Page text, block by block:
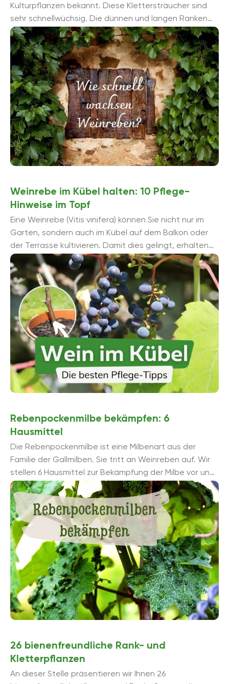
Kulturpflanzen bekannt. Diese Klettersträucher sind
sehr schnellwüchsig. Die dünnen und langen Ranken
müssen an Kletterhilfen fixiert werden. Weitere
Informationen ...
Weinrebe im Kübel halten: 10 Pflege-
Hinweise im Topf
Eine Weinrebe (Vitis vinifera) können Sie nicht nur im
Garten, sondern auch im Kübel auf dem Balkon oder
der Terrasse kultivieren. Damit dies gelingt, erhalten
Sie hier 10 Pflege-Hinweise.
Rebenpockenmilbe bekämpfen: 6
Hausmittel
Die Rebenpockenmilbe ist eine Milbenart aus der
Familie der Gallmilben. Sie tritt an Weinreben auf. Wir
stellen 6 Hausmittel zur Bekämpfung der Milbe vor und
zeigen, wie die Vorbeugung gelingt.
26 bienenfreundliche Rank- und
Kletterpflanzen
An dieser Stelle präsentieren wir Ihnen 26